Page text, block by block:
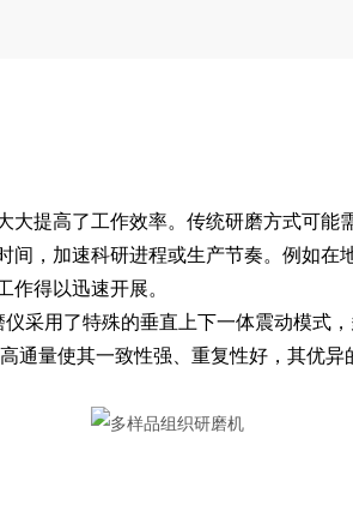
大提高了工作效率。传统研磨方式可能
，加速科研进程或生产节奏。例如在
得以迅速开展。
采用了特殊的垂直上下一体震动模式，
通量使其一致性强、重复性好，其优